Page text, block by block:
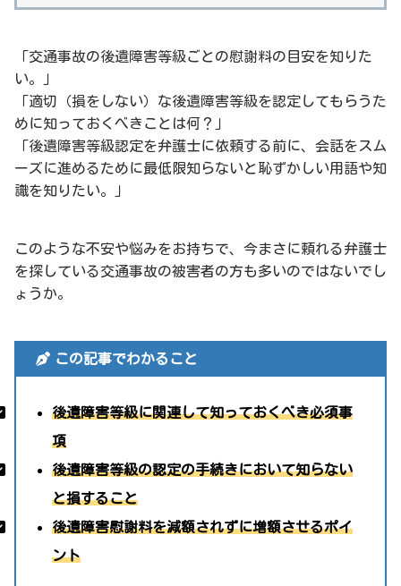
「交通事故の後遺障害等級ごとの慰謝料の目安を知りた
い。」
「適切（損をしない）な後遺障害等級を認定してもらうた
めに知っておくべきことは何？」
「後遺障害等級認定を弁護士に依頼する前に、会話をスム
ーズに進めるために最低限知らないと恥ずかしい用語や知
識を知りたい。」
このような不安や悩みをお持ちで、今まさに頼れる弁護士
を探している交通事故の被害者の方も多いのではないでし
ょうか。
この記事でわかること
後遺障害等級に関連して知っておくべき必須事
項
後遺障害等級の認定の手続きにおいて知らない
と損すること
後遺障害慰謝料を減額されずに増額させるポイ
ント